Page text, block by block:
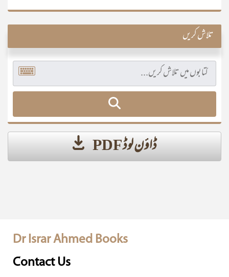
تلاش کریں
ڈاؤن لوڈ PDF
Dr Israr Ahmed Books
Contact Us